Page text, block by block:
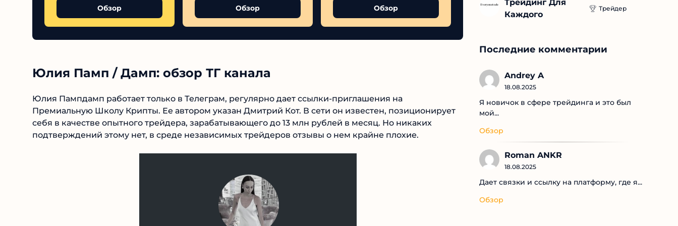
Обзор Обзор Обзор
Юлия Памп / Дамп: обзор ТГ канала
Юлия Пампдамп работает только в Телеграм, регулярно дает ссылки-приглашения на
Премиальную Школу Крипты. Ее автором указан Дмитрий Кот. В сети он известен, позиционирует
себя в качестве опытного трейдера, зарабатывающего до 13 млн рублей в месяц. Но никаких
подтверждений этому нет, в среде независимых трейдеров отзывы о нем крайне плохие.
Трейдинг Для
Каждого
Трейдер
Последние комментарии
Andrey A
18.08.2025
Я новичок в сфере трейдинга и это был
мой...
Обзор
Roman ANKR
18.08.2025
Дает связки и ссылку на платформу, где я...
Обзор
№1 В РЕЙТИНГЕ
Samorph
Tehnoobzor
статистика и сотни довольных